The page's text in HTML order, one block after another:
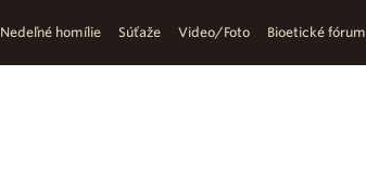
Nedeľné homílie Súťaže Video/Foto Bioetické fórum